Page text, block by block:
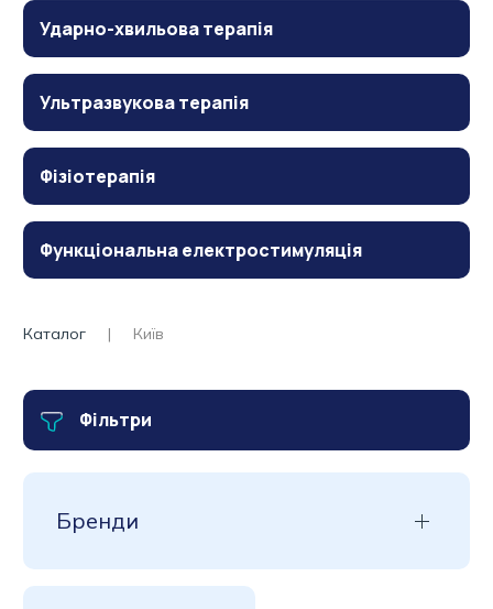
Ударно-хвильова терапія
Ультразвукова терапія
Фізіотерапія
Функціональна електростимуляція
Каталог Київ
Фільтри
Бренди